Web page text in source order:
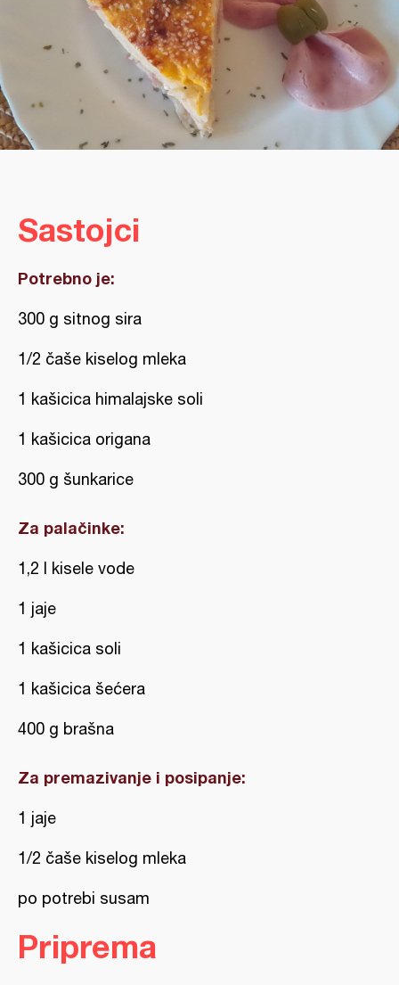
Sastojci
Potrebno je:
300 g sitnog sira
1/2 čaše kiselog mleka
1 kašicica himalajske soli
1 kašicica origana
300 g šunkarice
Za palačinke:
1,2 l kisele vode
1 jaje
1 kašicica soli
1 kašicica šećera
400 g brašna
Za premazivanje i posipanje:
1 jaje
1/2 čaše kiselog mleka
po potrebi susam
Priprema